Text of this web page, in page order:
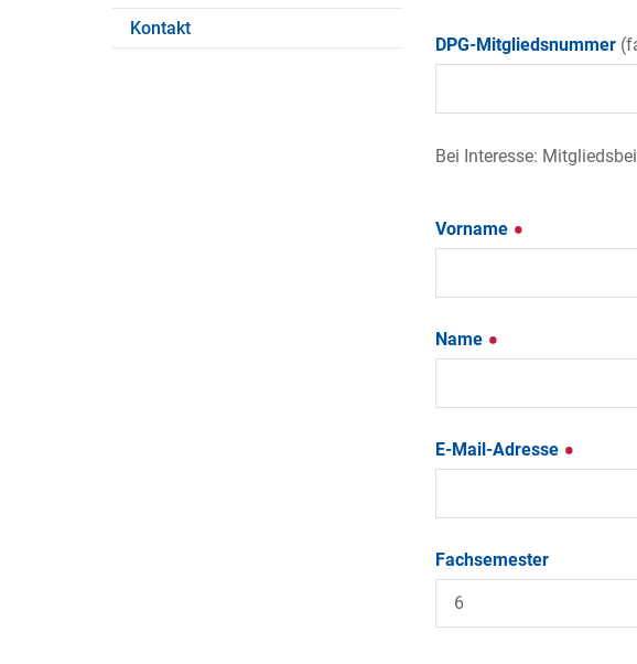
Kontakt
DPG-Mitgliedsnummer
Bei Interesse:
Vorname
Name
E-Mail-Adresse
Fachsemester